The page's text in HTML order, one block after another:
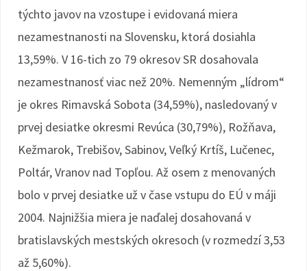
týchto javov na vzostupe i evidovaná miera
nezamestnanosti na Slovensku, ktorá dosiahla
13,59%. V 16-tich zo 79 okresov SR dosahovala
nezamestnanosť viac než 20%. Nemenným „lídrom“
je okres Rimavská Sobota (34,59%), nasledovaný v
prvej desiatke okresmi Revúca (30,79%), Rožňava,
Kežmarok, Trebišov, Sabinov, Veľký Krtíš, Lučenec,
Poltár, Vranov nad Topľou. Až osem z menovaných
bolo v prvej desiatke už v čase vstupu do EÚ v máji
2004. Najnižšia miera je naďalej dosahovaná v
bratislavských mestských okresoch (v rozmedzí 3,53
až 5,60%).